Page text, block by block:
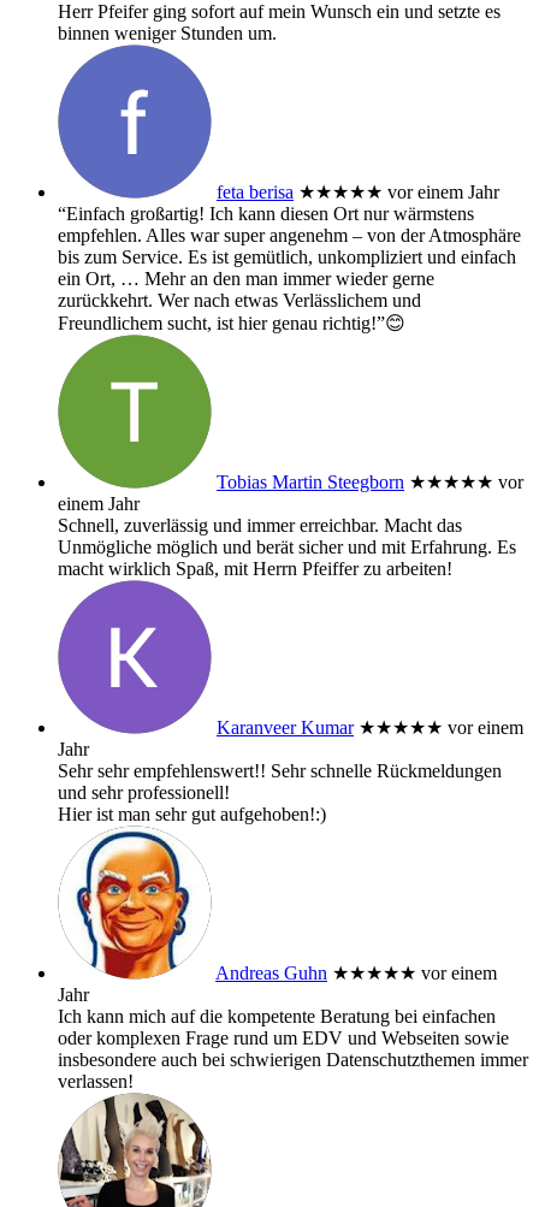
Herr Pfeifer ging sofort auf mein Wunsch ein und setzte es
binnen weniger Stunden um.
feta berisa ★★★★★ vor einem Jahr
“Einfach großartig! Ich kann diesen Ort nur wärmstens
empfehlen. Alles war super angenehm – von der Atmosphäre
bis zum Service. Es ist gemütlich, unkompliziert und einfach
ein Ort, … Mehran den man immer wieder gerne
zurückkehrt. Wer nach etwas Verlässlichem und
Freundlichem sucht, ist hier genau richtig!”😊
Tobias Martin Steegborn ★★★★★ vor
einem Jahr
Schnell, zuverlässig und immer erreichbar. Macht das
Unmögliche möglich und berät sicher und mit Erfahrung. Es
macht wirklich Spaß, mit Herrn Pfeiffer zu arbeiten!
Karanveer Kumar ★★★★★ vor einem
Jahr
Sehr sehr empfehlenswert!! Sehr schnelle Rückmeldungen
und sehr professionell!
Hier ist man sehr gut aufgehoben!:)
Andreas Guhn ★★★★★ vor einem
Jahr
Ich kann mich auf die kompetente Beratung bei einfachen
oder komplexen Frage rund um EDV und Webseiten sowie
insbesondere auch bei schwierigen Datenschutzthemen immer
verlassen!